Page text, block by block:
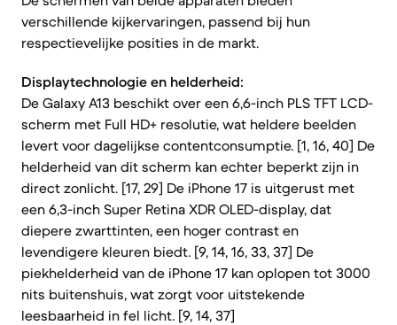
verschillende kijkervaringen, passend bij hun
respectievelijke posities in de markt.
Displaytechnologie en helderheid:
De Galaxy A13 beschikt over een 6,6-inch PLS TFT LCD-
scherm met Full HD+ resolutie, wat heldere beelden
levert voor dagelijkse contentconsumptie. [1, 16, 40] De
helderheid van dit scherm kan echter beperkt zijn in
direct zonlicht. [17, 29] De iPhone 17 is uitgerust met
een 6,3-inch Super Retina XDR OLED-display, dat
diepere zwarttinten, een hoger contrast en
levendigere kleuren biedt. [9, 14, 16, 33, 37] De
piekhelderheid van de iPhone 17 kan oplopen tot 3000
nits buitenshuis, wat zorgt voor uitstekende
leesbaarheid in fel licht. [9, 14, 37]